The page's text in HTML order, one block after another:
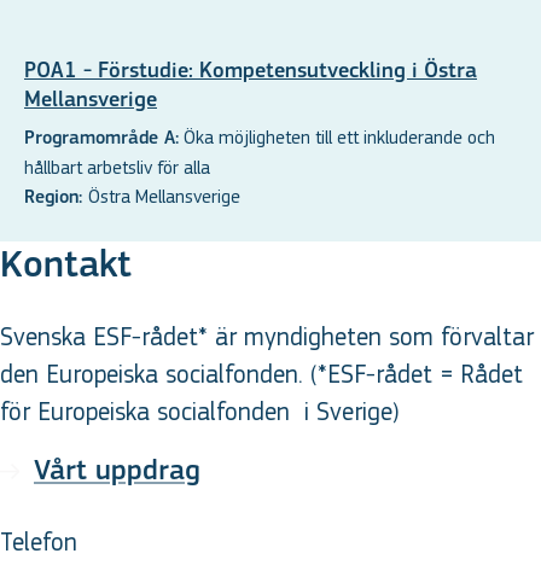
POA1 - Förstudie: Kompetensutveckling i Östra
Mellansverige
Programområde A: Öka möjligheten till ett inkluderande och
hållbart arbetsliv för alla
Region: Östra Mellansverige
Kontakt
Svenska ESF-rådet* är myndigheten som förvaltar
den Europeiska socialfonden. (*ESF-rådet = Rådet
för Europeiska socialfonden i Sverige)
Vårt uppdrag
Telefon